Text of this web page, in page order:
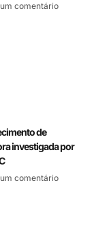
comentário
de
investigada por
comentário